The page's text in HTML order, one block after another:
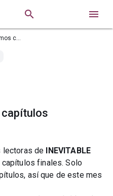
 
INEVITABLE, últimos capítulos
capítulos
lectoras de INEVITABLE
finales. Solo
así que de este mes